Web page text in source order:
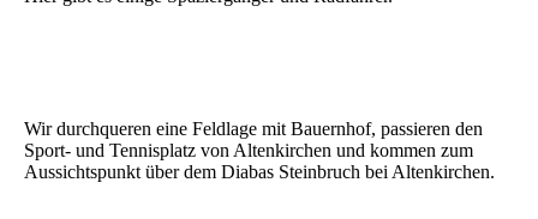
Wir durchqueren eine Feldlage mit Bauernhof, passieren den
Sport- und Tennisplatz von Altenkirchen und kommen zum
Aussichtspunkt über dem Diabas Steinbruch bei Altenkirchen.